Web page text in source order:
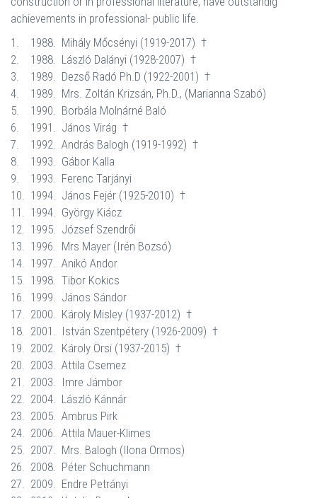
achievements in professional- public life.
1.
1988. Mihály Mőcsényi (1919-2017) †
2.
1988. László Dalányi (1928-2007) †
3.
1989. Dezső Radó Ph.D (1922-2001) †
4.
1989. Mrs. Zoltán Krizsán, Ph.D., (Marianna Szabó)
5.
1990. Borbála Molnárné Baló
6.
1991. János Virág †
7.
1992. András Balogh (1919-1992) †
8.
1993. Gábor Kalla
9.
1993. Ferenc Tarjányi
10. 1994. János Fejér (1925-2010) †
11. 1994. György Kiácz
12. 1995. József Szendrői
13. 1996. Mrs Mayer (Irén Bozsó)
14. 1997. Anikó Andor
15. 1998. Tibor Kokics
16. 1999. János Sándor
17. 2000. Károly Misley (1937-2012) †
18. 2001. István Szentpétery (1926-2009) †
19. 2002. Károly Örsi (1937-2015) †
20. 2003. Attila Csemez
21. 2003. Imre Jámbor
22. 2004. László Kánnár
23. 2005. Ambrus Pirk
24. 2006. Attila Mauer-Klimes
25. 2007. Mrs. Balogh (Ilona Ormos)
26. 2008. Péter Schuchmann
27. 2009. Endre Petrányi